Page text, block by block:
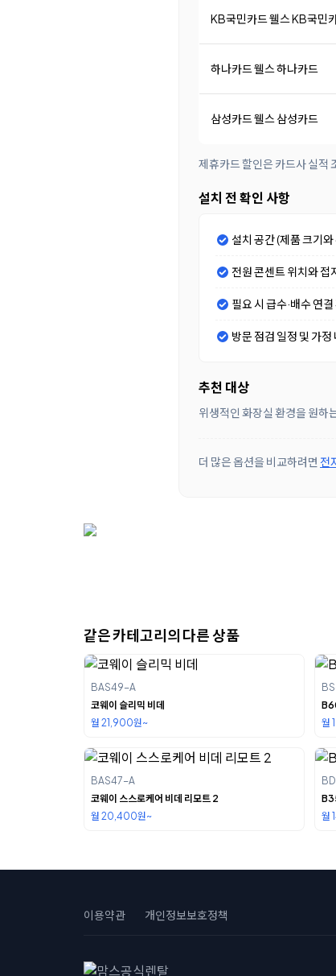
KB국민카드 웰스 KB국민
하나카드 웰스 하나카드
삼성카드 웰스 삼성카드
제휴카드 할인은 카드사 실적
설치 전 확인 사항
설치 공간 (제품 크기
전원 콘센트 위치와 접
필요 시 급수·배수 연결
방문 점검 일정 및 가정
추천 대상
위생적인 화장실 환경을 원하
더 많은 옵션을 비교하려면 전
같은 카테고리의 다른 상품
BAS49-A
코웨이 슬리믹 비데
월 21,900원~
월
BAS47-A
코웨이 스스로케어 비데 리모트 2
월 20,400원~
월
이용약관 개인정보보호정책